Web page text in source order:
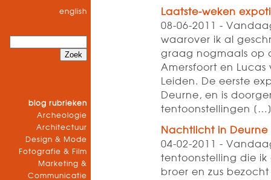
english
blog rubrieken
Archeologie
Architectuur
Design & Mode
Fotografie & Film
Marketing &
Communicatie
Laatste-weken
08-06-2011 -
waarover ik al
graag nogmaals op
Amersfoort en Lucas
Leiden. De eerste
Deurne, en is
tentoonstellingen
Nachtlicht in Deurne
04-02-2011 -
tentoonstelling die
broer en zus